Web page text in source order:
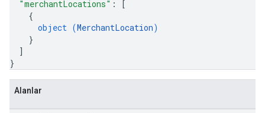
"merchantLocations" :
[
{
object (MerchantLocation)
}
]
}
Alanlar